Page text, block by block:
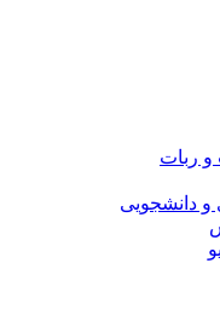
و ربات
و دانشجویی